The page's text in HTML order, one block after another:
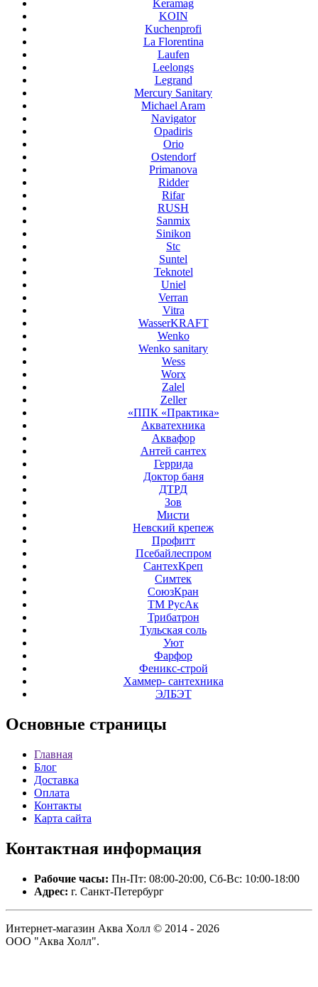
Keramag
KOIN
Kuchenprofi
La Florentina
Laufen
Leelongs
Legrand
Mercury Sanitary
Michael Aram
Navigator
Opadiris
Orio
Ostendorf
Primanova
Ridder
Rifar
RUSH
Sanmix
Sinikon
Stc
Suntel
Teknotel
Uniel
Verran
Vitra
WasserKRAFT
Wenko
Wenko sanitary
Wess
Worx
Zalel
Zeller
«ППК «Практика»
Акватехника
Аквафор
Антей сантех
Геррида
Доктор баня
ДТРД
Зов
Мисти
Невский крепеж
Профитт
Псебайлеспром
СантехКреп
Симтек
СоюзКран
ТМ РусАк
Трибатрон
Тульская соль
Уют
Фарфор
Феникс-строй
Хаммер- сантехника
ЭЛБЭТ
Основные страницы
Главная
Блог
Доставка
Оплата
Контакты
Карта сайта
Контактная информация
Рабочие часы: Пн-Пт: 08:00-20:00, Сб-Вс: 10:00-18:00
Адрес: г. Санкт-Петербург
Интернет-магазин Аква Холл © 2014 - 2026
ООО "Аква Холл".